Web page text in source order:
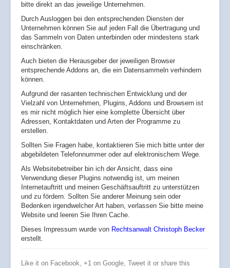
bitte direkt an das jeweilige Unternehmen.
Durch Ausloggen bei den entsprechenden Diensten der
Unternehmen können Sie auf jeden Fall die Übertragung und
das Sammeln von Daten unterbinden oder mindestens stark
einschränken.
Auch bieten die Herausgeber der jeweiligen Browser
entsprechende Addons an, die ein Datensammeln verhindern
können.
Aufgrund der rasanten technischen Entwicklung und der
Vielzahl von Unternehmen, Plugins, Addons und Browsern ist
es mir nicht möglich hier eine komplette Übersicht über
Adressen, Kontaktdaten und Arten der Programme zu
erstellen.
Sollten Sie Fragen habe, kontaktieren Sie mich bitte unter der
abgebildeten Telefonnummer oder auf elektronischem Wege.
Als Websitebetreiber bin ich der Ansicht, dass eine
Verwendung dieser Plugins notwendig ist, um meinen
Internetauftritt und meinen Geschäftsauftritt zu unterstützen
und zu fördern. Sollten Sie anderer Meinung sein oder
Bedenken irgendwelcher Art haben, verlassen Sie bitte meine
Website und leeren Sie Ihren Cache.
Dieses Impressum wurde von Rechtsanwalt Christoph Becker
erstellt.
Like it on Facebook, +1 on Google, Tweet it or share this